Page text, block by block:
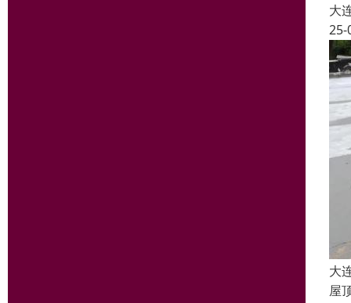
大
25-
大
屋